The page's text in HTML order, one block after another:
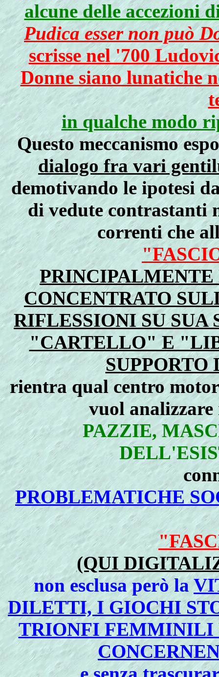
alcune delle accezioni
Pudica esser non può
scrisse nel '700
Donne siano lunatiche
in qualche modo
Questo meccanismo
dialogo fra vari
demotivando le ipotesi
di vedute contrastanti
correnti che
CONCENTRATO
RIFLESSIONI SU
"CARTELLO" E
SUPPORTO
rientra qual centro
vuol
PAZZIE,
PROBLEMATICHE
(QUI
non esclusa però la
DILETTI, I GIOCHI
TRIONFI FEMMINILI